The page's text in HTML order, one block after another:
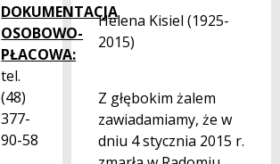
DOKUMENTACJA
OSOBOWO-
PŁACOWA:
tel.
(48)
377-
90-58
Helena Kisiel (1925-
2015)
Z głębokim żalem
zawiadamiamy, że w
dniu 4 stycznia 2015 r.